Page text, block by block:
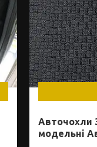
Авточохли
модельні